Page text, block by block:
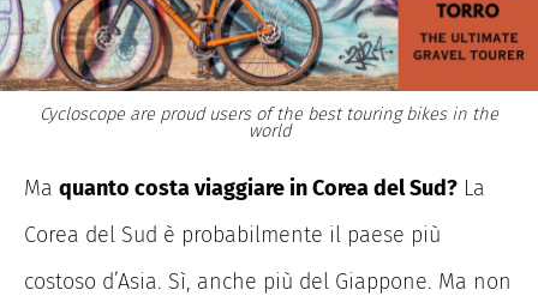
Cycloscope are proud users of the best touring bikes in the
world
Ma quanto costa viaggiare in Corea del Sud? La
Corea del Sud è probabilmente il paese più
costoso d’Asia. Sì, anche più del Giappone. Ma non